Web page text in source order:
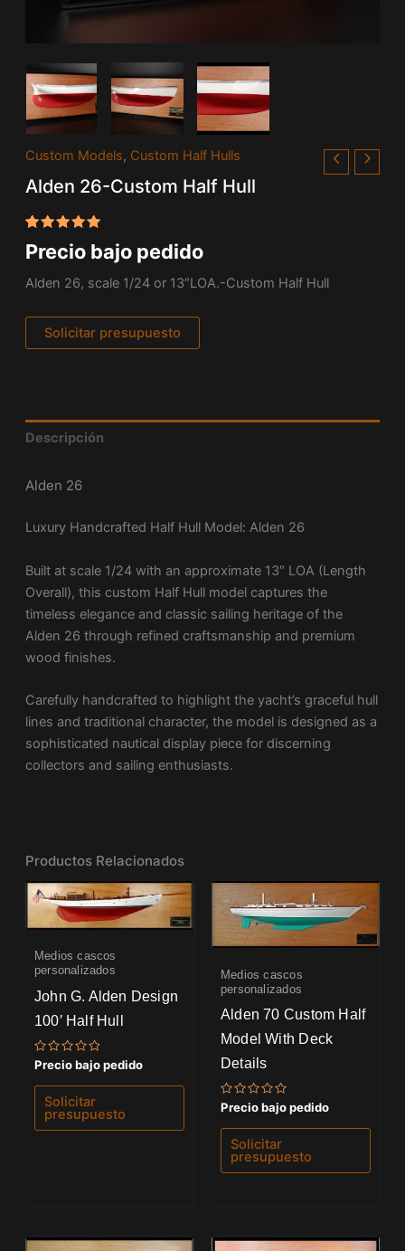
Custom Models, Custom Half Hulls
Alden 26-Custom Half Hull
Valorado
con5.00
base a
1
valoración
cliente
Precio bajo pedido
Alden 26, scale 1/24 or 13″LOA.-Custom Half Hull
Solicitar presupuesto
Descripción
Alden 26
Luxury Handcrafted Half Hull Model: Alden 26
Built at scale 1/24 with an approximate 13″ LOA (Length
Overall), this custom Half Hull model captures the
timeless elegance and classic sailing heritage of the
Alden 26 through refined craftsmanship and premium
wood finishes.
Carefully handcrafted to highlight the yacht’s graceful hull
lines and traditional character, the model is designed as a
sophisticated nautical display piece for discerning
collectors and sailing enthusiasts.
Productos Relacionados
Medios cascos
personalizados
John G. Alden Design
100′ Half Hull
Valorado
con
0
de
Precio bajo pedido
Solicitar
presupuesto
Medios cascos
personalizados
Alden 70 Custom Half
Model With Deck
Details
Valorado
0
de
Precio bajo pedido
Solicitar
presupuesto